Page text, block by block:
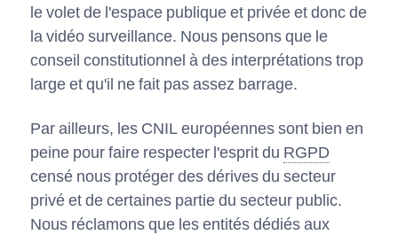
le volet de l'espace publique et privée et donc de
la vidéo surveillance. Nous pensons que le
conseil constitutionnel à des interprétations trop
large et qu'il ne fait pas assez barrage.
Par ailleurs, les CNIL européennes sont bien en
peine pour faire respecter l'esprit du RGPD
censé nous protéger des dérives du secteur
privé et de certaines partie du secteur public.
Nous réclamons que les entités dédiés aux